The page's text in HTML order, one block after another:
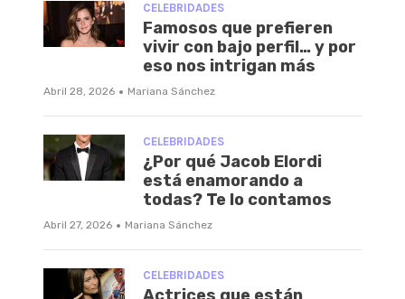
CELEBRIDADES
Famosos que prefieren
vivir con bajo perfil… y por
eso nos intrigan más
Abril 28, 2026 · Mariana Sánchez
CELEBRIDADES
¿Por qué Jacob Elordi
está enamorando a
todas? Te lo contamos
Abril 27, 2026 · Mariana Sánchez
CELEBRIDADES